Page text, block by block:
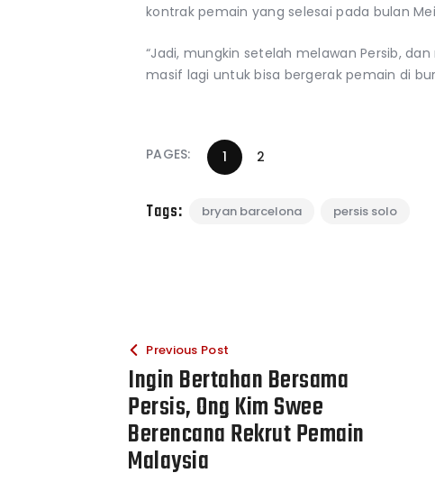
kontrak pemain yang selesai pada bulan
“Jadi, mungkin setelah melawan Persib,
masif lagi untuk bisa bergerak pemain di
PAGES: 1 2
Tags: bryan barcelona persis solo
Previous Post
Ingin Bertahan Bersama
Persis, Ong Kim Swee
Berencana Rekrut Pemain
Malaysia